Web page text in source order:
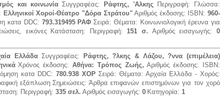
και κοινωνία Συγγραφέας: Ράφτης, 'Αλκης Περιγραφή:
Γλώσσα:
Ελληνικοί Χοροί-Θέατρο "Δόρα Στράτου" Αριθμός έκδοσης: ISBN:960-
κατα DDC: 793.319495 ΡΑΦ Σειρά:Θέματα: Κοινωνιολογική έρευνα για
εικόνες Κατάσταση: Περιγραφή:151 σ. Αριθμός εισαγωγής:0
Ελλάδα Συγγραφέας:
Ράφτης, ?λκης & Λάζου, ?ννα (επιμέλεια)
Χρόνος έκδοσης:Αθήνα: Τρόπος Ζωής, Αριθμός έκδοσης:
ISBN:
κατα DDC:780.938 ΧΟΡ Σειρά: Θέματα: Αρχαία Ελλάδα - Χορός:
εξάπλωση Σημειώσεις: Άρθρα επιφανών επιστημόνων για τον χορό
Περιγραφή: 335 σελ. Αριθμός εισαγωγής: 0 Κατηγορία: 1